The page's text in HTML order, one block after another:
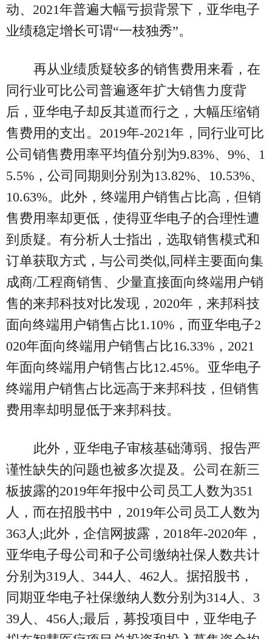
动、2021年普遍大幅亏损背景下，亚华电子
业绩稳定增长可谓“一枝独秀”。
再从业绩质疑较多的销售费用来看，在
同行业可比公司普遍逐年扩大销售力度背
后，亚华电子却反其道而行之，大幅压缩销
售费用的支出。2019年-2021年，同行业可比
公司销售费用率平均值分别为9.83%、9%、1
5.5%，公司同期则分别为13.82%、10.53%、
10.63%。此外，终端用户销售占比高，但销
售费用率却更低，使得亚华电子的合理性遭
到质疑。有分析人士指出，选取销售模式和
订单获取方式，与公司类似,同样主要面向集
成商/工程商销售、少量直接面向终端用户销
售的来邦科技对比发现，2020年，来邦科技
面向终端用户销售占比1.10%，而亚华电子2
020年面向终端用户销售占比16.33%，2021
年面向终端用户销售占比12.45%。亚华电子
终端用户销售占比远高于来邦科技，但销售
费用率却明显低于来邦科技。
此外，亚华电子审核基础薄弱、报告严
谨性缺失的问题也被多次提及。公司在新三
板披露的2019年年报中公司员工人数为351
人，而在招股书中，2019年公司员工人数为
363人;此外，企信网披露，2018年-2020年，
亚华电子母公司和子公司缴纳社保人数共计
分别为319人、344人、462人。据招股书，
同期亚华电子社保缴纳人数分别为314人、3
39人、456人;最后，募投项目中，亚华电子